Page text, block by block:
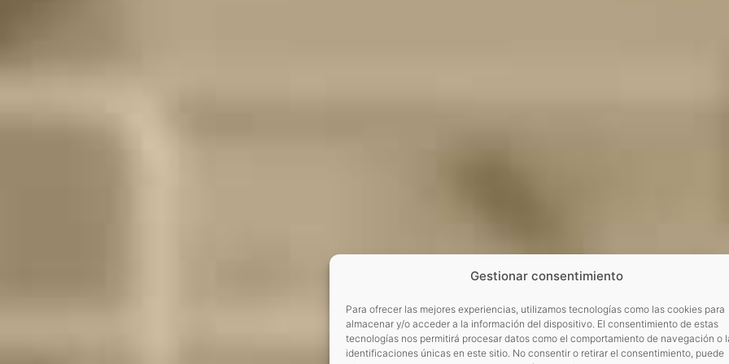
Gestionar consentimiento
Para ofrecer las mejores experiencias, utilizamos tecnologías como las cookies para
almacenar y/o acceder a la información del dispositivo. El consentimiento de estas
tecnologías nos permitirá procesar datos como el comportamiento de navegación o
identificaciones únicas en este sitio. No consentir o retirar el consentimiento, puede